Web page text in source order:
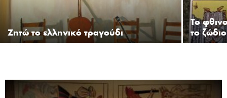
Ζητώ το ελληνικό τραγούδι
Το
το